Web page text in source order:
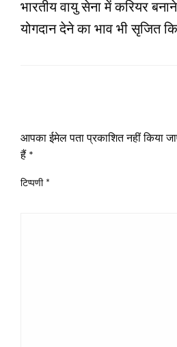
भारतीय वायु सेना में करियर
योगदान देने का भाव भी सृजित
आपका ईमेल पता प्रकाशित नहीं किया
हैं *
टिप्पणी *